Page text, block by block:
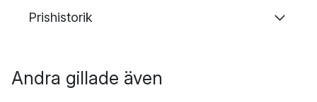
Prishistorik
Andra gillade även